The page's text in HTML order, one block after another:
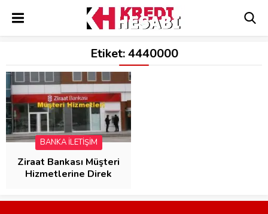
Etiket:4440000
BANKA İLETİŞİM
Ziraat Bankası Müşteri
Hizmetlerine Direk
SANİYEDE BAĞLAN)